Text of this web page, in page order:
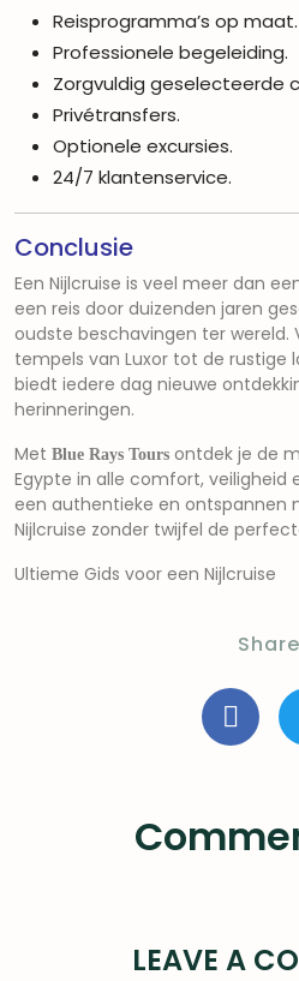
Reisprogramma’s op maat.
Professionele begeleiding.
Zorgvuldig geselecteerde
Privétransfers.
Optionele excursies.
24/7 klantenservice.
Conclusie
Een Nijlcruise is veel meer dan
een reis door duizenden jaren
oudste beschavingen ter wereld.
tempels van Luxor tot de rustige
biedt iedere dag nieuwe
herinneringen.
Met Blue Rays Tours ontdek je de
Egypte in alle comfort, veiligheid
een authentieke en ontspannen
Nijlcruise zonder twijfel de
Ultieme Gids voor een Nijlcruise
Share
LEAVE A